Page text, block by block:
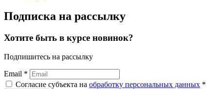
Подписка на рассылку
Хотите быть в курсе новинок?
Подпишитесь на рассылку
Email *
Согласие субъекта на обработку персональных данных *